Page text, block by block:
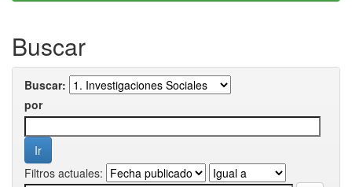
Buscar
Buscar:
por
Filtros actuales: